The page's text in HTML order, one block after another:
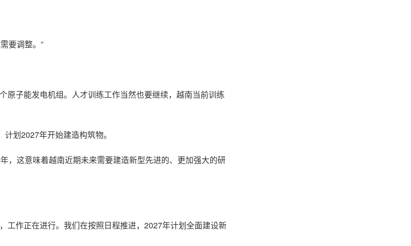
要调整。”
原子能发电机组。人才训练工作当然也要继续，越南当前训练
划2027年开始建造构筑物。
，这意味着越南近期未来需要建造新型先进的、更加强大的研
工作正在进行。我们在按照日程推进，2027年计划全面建设新